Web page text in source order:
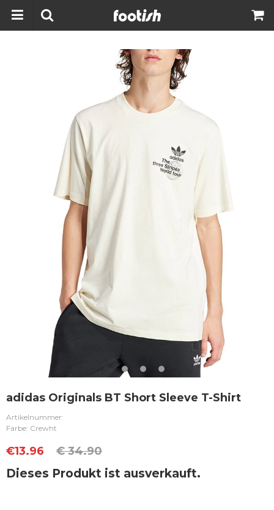
adidas Originals BT Short Sleeve T-Shirt
Artikelnummer:
Farbe: Crewht
€13.96 € 34.90
Dieses Produkt ist ausverkauft.